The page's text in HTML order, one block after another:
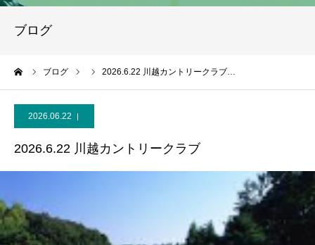
ブログ
ブログ 2026.6.22 川越カントリークラブ…
2026.06.22
2026.6.22 川越カントリークラブ